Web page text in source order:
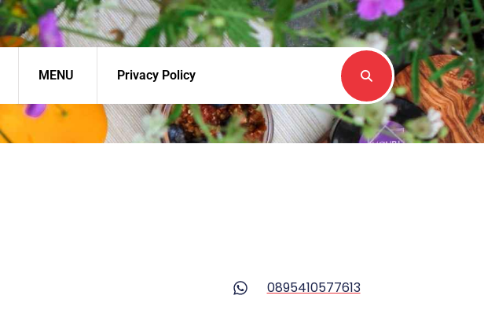
MENU Privacy Policy
0895410577613